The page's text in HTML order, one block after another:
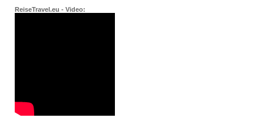
ReiseTravel.eu - Video: